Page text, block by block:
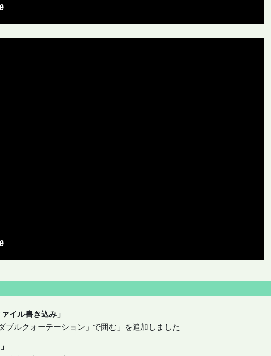
イル書き込み」
ブルクォーテーション」で囲む」を追加しました